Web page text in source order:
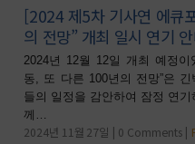
[2024 제5차 기사연 에큐
의 전망” 개최 일시 연기
2024년 12월 12일 개최 예정이
동, 또 다른 100년의 전망”은
들의 일정을 감안하여 잠정 연
께…
2024년 11월 27일 0 Comments